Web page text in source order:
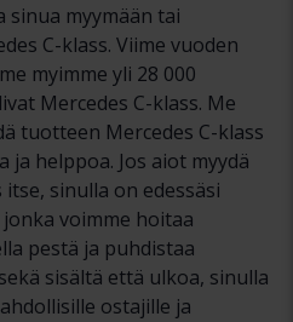
sinua myymään tai
C-klass. Viime vuoden
myimme yli 28 000
Mercedes C-klass. Me
tuotteen Mercedes C-klass
ja helppoa. Jos aiot myydä
sinulla on edessäsi
voimme hoitaa
pestä ja puhdistaa
sisältä että ulkoa, sinulla
ostajille ja